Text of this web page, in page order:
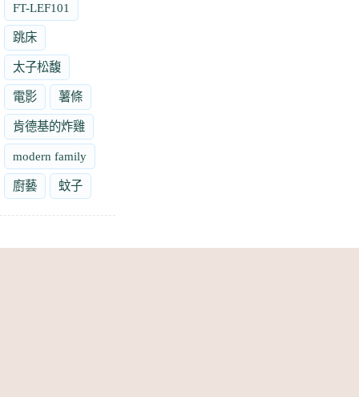
FT-LEF101
跳床
太子松馥
電影 薯條
肯德基的炸雞
modern family
廚藝 蚊子